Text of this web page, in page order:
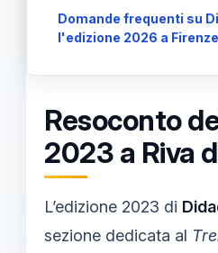
Domande frequenti su
l'edizione 2026 a Firenze
Resoconto
2023 a Riva
L’edizione 2023 di
sezione dedicata al